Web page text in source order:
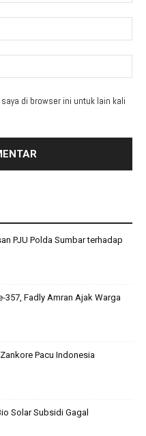
di browser ini untuk lain kali
PJU Polda Sumbar terhadap
357, Fadly Amran Ajak Warga
Pacu Indonesia
Solar Subsidi Gagal